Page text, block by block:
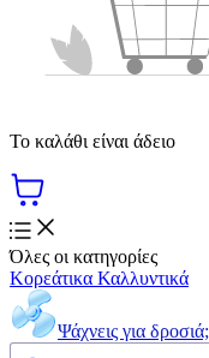
Το καλάθι είναι άδειο
Όλες οι κατηγορίες
Κορεάτικα Καλλυντικά
Ψάχνεις για δροσιά;